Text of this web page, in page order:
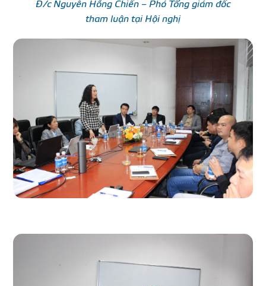
Đ/c Nguyễn Hồng Chiến – Phó Tổng giám đốc
tham luận tại Hội nghị